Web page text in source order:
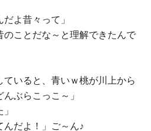
よ昔々って」
のことだな～と理解できたんで
いると、青いｗ桃が川上から
ぶらこっこ～」
んだよ！」ご～ん♪